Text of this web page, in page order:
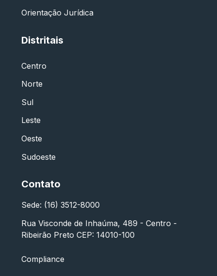
Orientação Jurídica
Distritais
Centro
Norte
Sul
Leste
Oeste
Sudoeste
Contato
Sede: (16) 3512-8000
Rua Visconde de Inhaúma, 489 - Centro -
Ribeirão Preto CEP: 14010-100
Compliance